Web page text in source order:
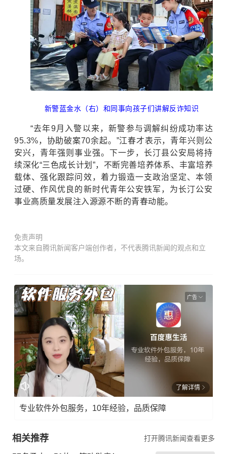
新警蓝金水（右）和同事向孩子们讲解反诈知识
“去年9月入警以来，新警参与调解纠纷成功率达
95.3%，协助破案70余起。”江春才表示，青年兴则公
安兴，青年强则事业强。下一步，长汀县公安局将持
续深化“三色成长计划”，不断完善培养体系、丰富培养
载体、强化跟踪问效，着力锻造一支政治坚定、本领
过硬、作风优良的新时代青年公安铁军，为长汀公安
事业高质量发展注入源源不断的青春动能。
免责声明
本文来自腾讯新闻客户端创作者，不代表腾讯新闻的观点和立
场。
广告
了解详情
专业软件外包服务，10年经验，品质保障
相关推荐 打开腾讯新闻查看更多